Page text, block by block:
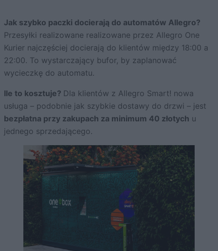
Jak szybko paczki docierają do automatów Allegro?
Przesyłki realizowane realizowane przez Allegro One
Kurier najczęściej docierają do klientów między 18:00 a
22:00. To wystarczający bufor, by zaplanować
wycieczkę do automatu.
Ile to kosztuje? Dla klientów z Allegro Smart! nowa
usługa – podobnie jak szybkie dostawy do drzwi – jest
bezpłatna przy zakupach za minimum 40 złotych u
jednego sprzedającego.